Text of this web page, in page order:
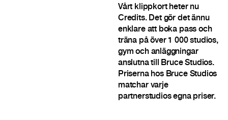
Vårt klippkort heter nu
Credits. Det gör det ännu
enklare att boka pass och
träna på över 1 000 studios,
gym och anläggningar
anslutna till Bruce Studios.
Priserna hos Bruce Studios
matchar varje
partnerstudios egna priser.